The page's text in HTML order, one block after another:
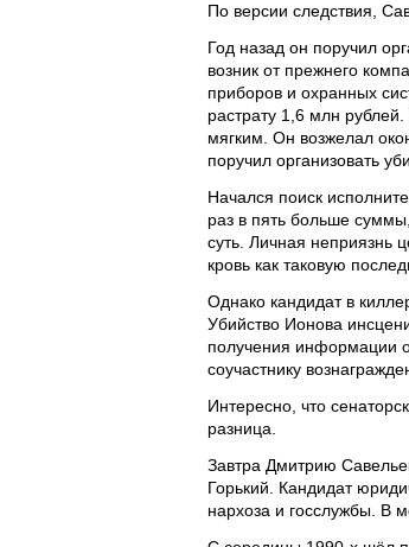
По версии следствия,
Год назад он поручил
возник от прежнего
приборов и охранных
растрату 1,6 млн
мягким. Он возжелал
поручил организовать
Начался поиск
раз в пять больше
суть. Личная неприязнь
кровь как таковую
Однако кандидат в
Убийство Ионова
получения информации
соучастнику
Интересно, что
разница.
Завтра Дмитрию
Горький. Кандидат
нархоза и госслужбы. В